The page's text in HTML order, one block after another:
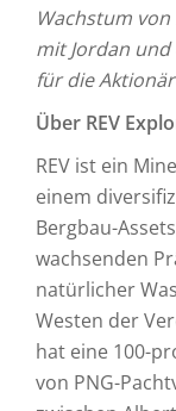
Wachstum
mit Jordan
für die
Über REV
REV ist ein
einem
Bergbau-
wachsenden
natürlicher
Westen der
hat eine 100-
von PNG-